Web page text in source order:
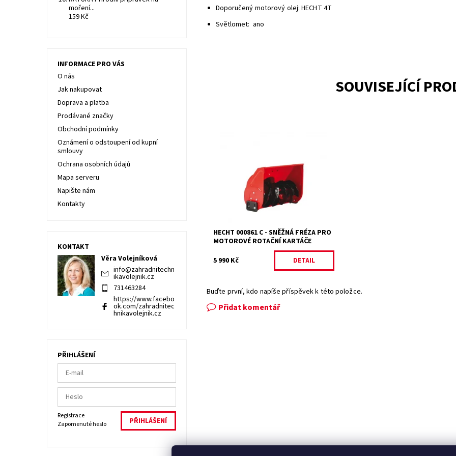
Doporučený motorový olej: HECHT 4T
Světlomet: ano
SOUVISEJÍCÍ
UPOZORNĚNÍ Toto zboží je možné
objednat POUZE pro osobní
odběr v Hořicích
Dostupnost:
Momentálně
nedostupné
Záruka:
2 roky
HECHT 000861 C - SNĚŽNÁ FRÉZA PRO
MOTOROVÉ ROTAČNÍ KARTÁČE
5 990 Kč
DETAIL
Buďte první, kdo napíše příspěvek k této položce.
Přidat komentář
moření...
159 Kč
INFORMACE PRO VÁS
O nás
Jak nakupovat
Doprava a platba
Prodávané značky
Obchodní podmínky
Oznámení o odstoupení od kupní
smlouvy
Ochrana osobních údajů
Mapa serveru
Napište nám
Kontakty
KONTAKT
Věra Volejníková
info@zahradnitechn
ikavolejnik.cz
731463284
https://www.facebo
ok.com/zahradnitec
hnikavolejnik.cz
PŘIHLÁŠENÍ
Registrace
Zapomenuté heslo